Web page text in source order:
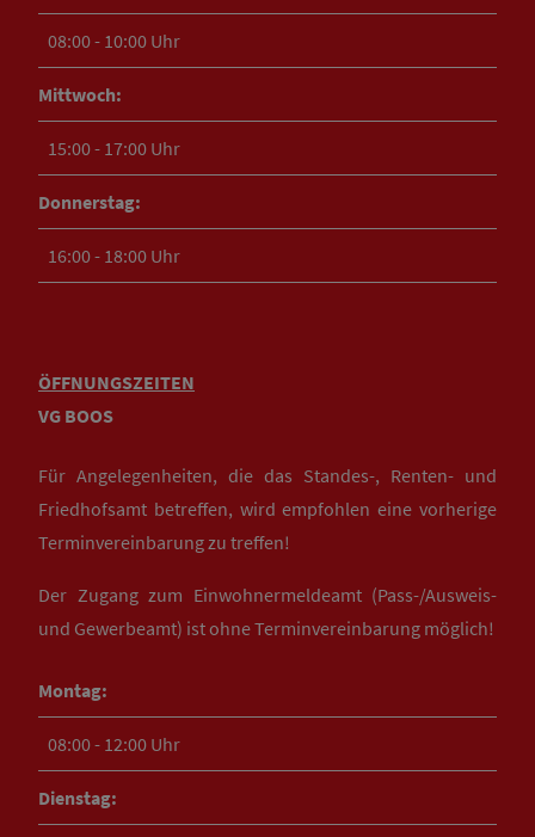
08:00 - 10:00 Uhr
Mittwoch:
15:00 - 17:00 Uhr
Donnerstag:
16:00 - 18:00 Uhr
ÖFFNUNGSZEITEN
VG BOOS
Für Angelegenheiten, die das Standes-, Renten- und
Friedhofsamt betreffen, wird empfohlen eine vorherige
Terminvereinbarung zu treffen!
Der Zugang zum Einwohnermeldeamt (Pass-/Ausweis-
und Gewerbeamt) ist ohne Terminvereinbarung möglich!
Montag:
08:00 - 12:00 Uhr
Dienstag: